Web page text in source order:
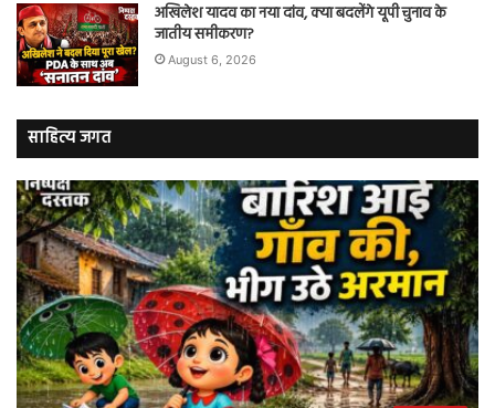
अखिलेश यादव का नया दांव, क्या बदलेंगे यूपी चुनाव के
जातीय समीकरण?
August 6, 2026
साहित्य जगत